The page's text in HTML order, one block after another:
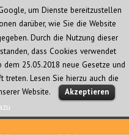
MENÜ
UND
um Dienste bereitzustellen
darüber, wie Sie die Website
Durch die Nutzung dieser
dass Cookies verwendet
25.05.2018 neue Gesetze und
treten. Lesen Sie hierzu auch die
Website.
Akzeptieren